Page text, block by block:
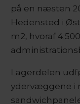
på en næsten
Hedensted i
m2, hvoraf
Lagerdelen
ydervæggene i